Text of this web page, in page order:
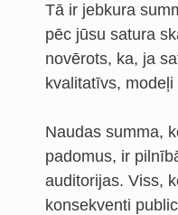
Tā ir jebkura
pēc jūsu satura
novērots, ka, ja
kvalitatīvs,
Naudas summa,
padomus, ir
auditorijas. Viss,
konsekventi